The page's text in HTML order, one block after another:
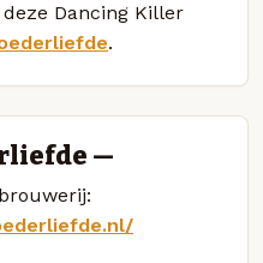
Dancing Killer
.
—